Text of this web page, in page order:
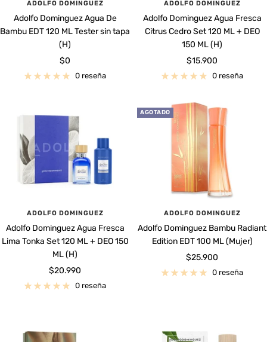
ADOLFO DOMINGUEZ
Adolfo Dominguez Agua De
Bambu EDT 120 ML Tester sin tapa
(H)
Precio
de
$0
0 reseña
ADOLFO DOMINGUEZ
Adolfo Dominguez Agua Fresca
Citrus Cedro Set 120 ML + DEO
150 ML (H)
Precio
de
$15.900
0 reseña
ADOLFO DOMINGUEZ
Adolfo Dominguez Agua Fresca
Lima Tonka Set 120 ML + DEO 150
ML (H)
Precio
de
$20.990
0 reseña
AGOTADO
ADOLFO DOMINGUEZ
Adolfo Dominguez Bambu Radiant
Edition EDT 100 ML (Mujer)
Precio
de
$25.900
0 reseña